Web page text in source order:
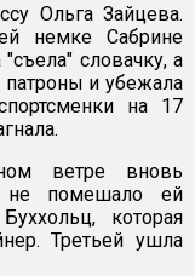
Ольга Зайцева.
немке Сабрине
словачку, а
патроны и убежала
на 17
ветре вновь
не помешало ей
которая
Третьей ушла